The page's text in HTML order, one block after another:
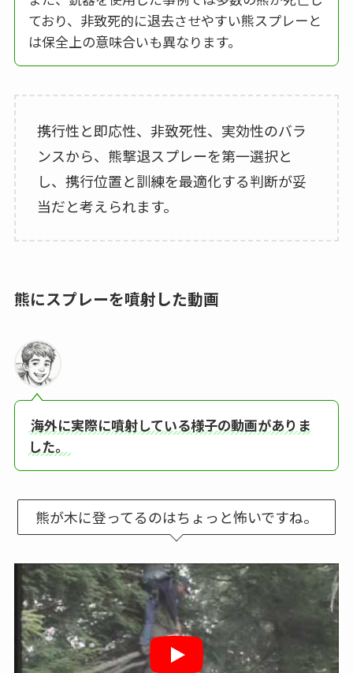
ており、非致死的に退去させやすい熊スプレーと
は保全上の意味合いも異なります。
携行性と即応性、非致死性、実効性のバラ
ンスから、熊撃退スプレーを第一選択と
し、携行位置と訓練を最適化する判断が妥
当だと考えられます。
熊にスプレーを噴射した動画
海外に実際に噴射している様子の動画がありま
した。
熊が木に登ってるのはちょっと怖いですね。